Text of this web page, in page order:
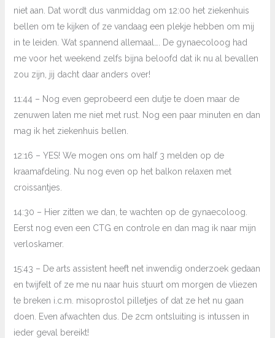
niet aan. Dat wordt dus vanmiddag om 12:00 het ziekenhuis
bellen om te kijken of ze vandaag een plekje hebben om mij
in te leiden. Wat spannend allemaal…. De gynaecoloog had
me voor het weekend zelfs bijna beloofd dat ik nu al bevallen
zou zijn, jij dacht daar anders over!
11:44 – Nog even geprobeerd een dutje te doen maar de
zenuwen laten me niet met rust. Nog een paar minuten en dan
mag ik het ziekenhuis bellen.
12:16 – YES! We mogen ons om half 3 melden op de
kraamafdeling. Nu nog even op het balkon relaxen met
croissantjes.
14:30 – Hier zitten we dan, te wachten op de gynaecoloog.
Eerst nog even een CTG en controle en dan mag ik naar mijn
verloskamer.
15:43 – De arts assistent heeft net inwendig onderzoek gedaan
en twijfelt of ze me nu naar huis stuurt om morgen de vliezen
te breken i.c.m. misoprostol pilletjes of dat ze het nu gaan
doen. Even afwachten dus. De 2cm ontsluiting is intussen in
ieder geval bereikt!